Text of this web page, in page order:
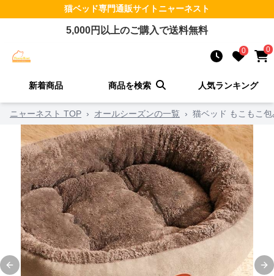
猫ベッド専門通販サイトニャーネスト
5,000円以上のご購入で送料無料
0 0
新着商品 商品を検索 人気ランキング
ニャーネスト TOP › オールシーズンの一覧 › 猫ベッド もこもこ
Previous slide